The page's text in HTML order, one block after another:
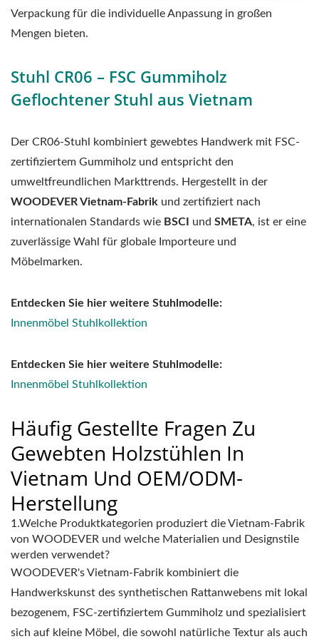
Verpackung für die individuelle Anpassung in großen
Mengen bieten.
Stuhl CR06 – FSC Gummiholz
Geflochtener Stuhl aus Vietnam
Der CR06-Stuhl kombiniert gewebtes Handwerk mit FSC-
zertifiziertem Gummiholz und entspricht den
umweltfreundlichen Markttrends. Hergestellt in der
WOODEVER Vietnam-Fabrik und zertifiziert nach
internationalen Standards wie BSCI und SMETA, ist er eine
zuverlässige Wahl für globale Importeure und
Möbelmarken.
Entdecken Sie hier weitere Stuhlmodelle:
Innenmöbel Stuhlkollektion
Entdecken Sie hier weitere Stuhlmodelle:
Innenmöbel Stuhlkollektion
Häufig Gestellte Fragen Zu
Gewebten Holzstühlen In
Vietnam Und OEM/ODM-
Herstellung
1.Welche Produktkategorien produziert die Vietnam-Fabrik
von WOODEVER und welche Materialien und Designstile
werden verwendet?
WOODEVER's Vietnam-Fabrik kombiniert die
Handwerkskunst des synthetischen Rattanwebens mit lokal
bezogenem, FSC-zertifiziertem Gummiholz und spezialisiert
sich auf kleine Möbel, die sowohl natürliche Textur als auch